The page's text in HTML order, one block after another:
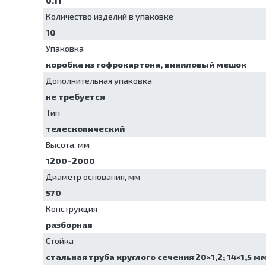
Установки для обеззараживания
Шкафы для хранения стерильных
эндоскопов
Шкафы сушильные
Отсасыватели
Количество изделий в упаковке
10
Упаковка
коробка из гофрокартона, виниловый мешок
Дополнительная упаковка
не требуется
Тип
телескопический
Высота, мм
1200–2000
Диаметр основания, мм
570
Конструкция
разборная
Стойка
стальная труба круглого сечения 20×1,2; 14×1,5